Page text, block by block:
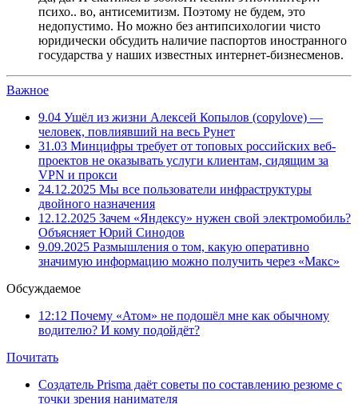
психо.. во, антисемитизм. Поэтому не будем, это
недопустимо. Но можно без антипсихологии чисто
юридически обсудить наличие паспортов иностранного
государства у наших известных интернет-бизнесменов.
Важное
9.04 Ушёл из жизни Алексей Копылов (copylove) —
человек, повлиявший на весь Рунет
31.03 Минцифры требует от топовых российских веб-
проектов не оказывать услуги клиентам, сидящим за
VPN и прокси
24.12.2025 Мы все пользователи инфраструктуры
двойного назначения
12.12.2025 Зачем «Яндексу» нужен свой электромобиль?
Объясняет Юрий Синодов
9.09.2025 Размышления о том, какую оперативно
значимую информацию можно получить через «Макс»
Обсуждаемое
12:12 Почему «Атом» не подошёл мне как обычному
водителю? И кому подойдёт?
Почитать
Создатель Prisma даёт советы по составлению резюме с
точки зрения нанимателя